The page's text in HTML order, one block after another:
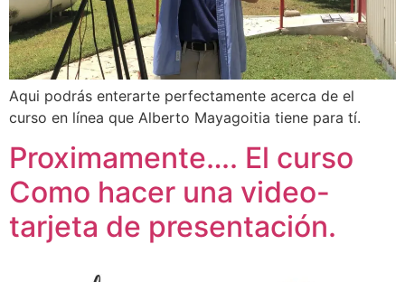
Aqui podrás enterarte perfectamente acerca de el
curso en línea que Alberto Mayagoitia tiene para tí.
Proximamente…. El curso
Como hacer una video-
tarjeta de presentación.